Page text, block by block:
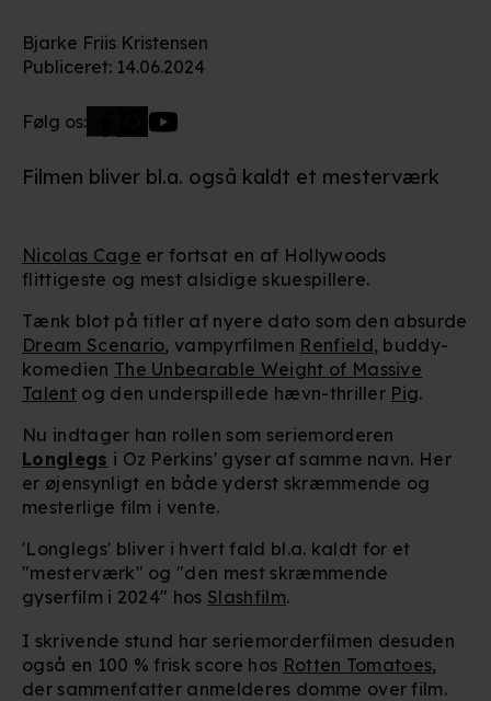
Bjarke Friis Kristensen
Publiceret: 14.06.2024
Følg os:
Filmen bliver bl.a. også kaldt et mesterværk
Nicolas Cage er fortsat en af Hollywoods
flittigeste og mest alsidige skuespillere.
Tænk blot på titler af nyere dato som den absurde
Dream Scenario, vampyrfilmen Renfield, buddy-
komedien The Unbearable Weight of Massive
Talentog den underspillede hævn-thriller Pig.
Nu indtager han rollen som seriemorderen
Longlegs i Oz Perkins' gyser af samme navn. Her
er øjensynligt en både yderst skræmmende og
mesterlige film i vente.
'Longlegs' bliver i hvert fald bl.a. kaldt for et
"mesterværk" og "den mest skræmmende
gyserfilm i 2024" hos Slashfilm.
I skrivende stund har seriemorderfilmen desuden
også en 100 % frisk score hos Rotten Tomatoes,
der sammenfatter anmelderes domme over film.